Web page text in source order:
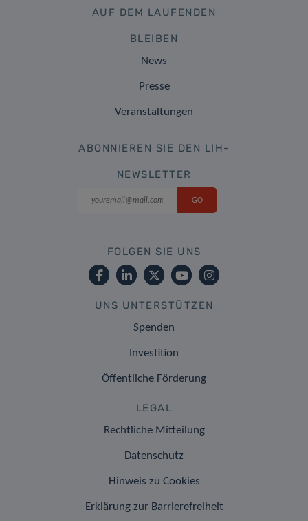
AUF DEM LAUFENDEN
BLEIBEN
News
Presse
Veranstaltungen
ABONNIEREN SIE DEN LIH-
NEWSLETTER
FOLGEN SIE UNS
UNS UNTERSTÜTZEN
Spenden
Investition
Öffentliche Förderung
LEGAL
Rechtliche Mitteilung
Datenschutz
Hinweis zu Cookies
Erklärung zur Barrierefreiheit